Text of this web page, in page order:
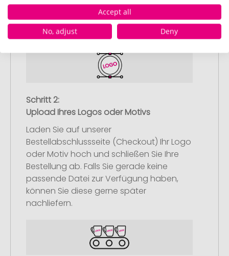
nach Ihren Vorstellungen an.
Anschließend legen Sie die konfigurierten
Artikel in Ihren Warenkorb.
Schritt 2:
Upload Ihres Logos oder Motivs
Laden Sie auf unserer
Bestellabschlussseite (Checkout) Ihr Logo
oder Motiv hoch und schließen Sie Ihre
Bestellung ab. Falls Sie gerade keine
passende Datei zur Verfügung haben,
können Sie diese gerne später
nachliefern.
Accept all
No, adjust
Deny